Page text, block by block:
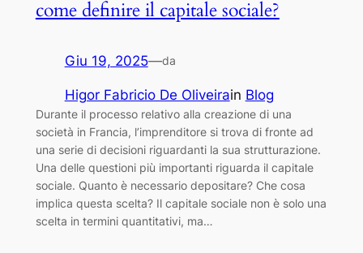
come definire il capitale sociale?
Giu 19, 2025—da
Higor Fabricio De Oliveirain Blog
Durante il processo relativo alla creazione di una
società in Francia, l’imprenditore si trova di fronte ad
una serie di decisioni riguardanti la sua strutturazione.
Una delle questioni più importanti riguarda il capitale
sociale. Quanto è necessario depositare? Che cosa
implica questa scelta? Il capitale sociale non è solo una
scelta in termini quantitativi, ma…